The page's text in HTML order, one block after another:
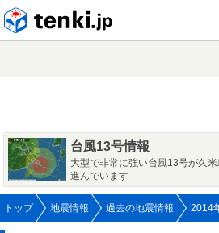
台風13号情報
大型で非常に強い台風13号が久
進んでいます
トップ 地震情報 過去の地震情報 2014